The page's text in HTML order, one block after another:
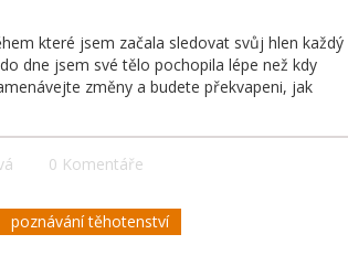
které jsem začala sledovat svůj hlen každý
dne jsem své tělo pochopila lépe než kdy
změny a budete překvapeni, jak
0 Komentáře
poznávání těhotenství